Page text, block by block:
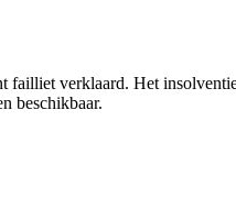
verklaard. Het
beschikbaar.